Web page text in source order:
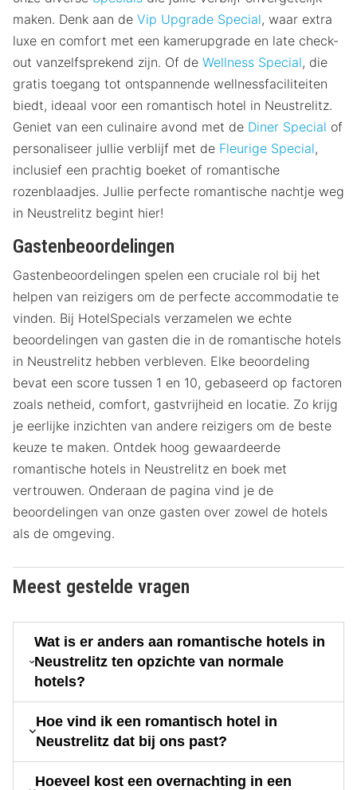
maken. Denk aan de Vip Upgrade Special, waar extra
luxe en comfort met een kamerupgrade en late check-
out vanzelfsprekend zijn. Of de Wellness Special, die
gratis toegang tot ontspannende wellnessfaciliteiten
biedt, ideaal voor een romantisch hotel in Neustrelitz.
Geniet van een culinaire avond met de Diner Special of
personaliseer jullie verblijf met de Fleurige Special,
inclusief een prachtig boeket of romantische
rozenblaadjes. Jullie perfecte romantische nachtje weg
in Neustrelitz begint hier!
Gastenbeoordelingen
Gastenbeoordelingen spelen een cruciale rol bij het
helpen van reizigers om de perfecte accommodatie te
vinden. Bij HotelSpecials verzamelen we echte
beoordelingen van gasten die in de romantische hotels
in Neustrelitz hebben verbleven. Elke beoordeling
bevat een score tussen 1 en 10, gebaseerd op factoren
zoals netheid, comfort, gastvrijheid en locatie. Zo krijg
je eerlijke inzichten van andere reizigers om de beste
keuze te maken. Ontdek hoog gewaardeerde
romantische hotels in Neustrelitz en boek met
vertrouwen. Onderaan de pagina vind je de
beoordelingen van onze gasten over zowel de hotels
als de omgeving.
Meest gestelde vragen
Wat is er anders aan romantische hotels in
Neustrelitz ten opzichte van normale
hotels?
Hoe vind ik een romantisch hotel in
Neustrelitz dat bij ons past?
Hoeveel kost een overnachting in een